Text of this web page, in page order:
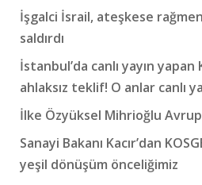
İşgalci İsrail, ateşkese
saldırdı
İstanbul’da canlı yayın
ahlaksız teklif! O anlar canlı
İlke Özyüksel Mihrioğlu
Sanayi Bakanı Kacır’dan
yeşil dönüşüm önceliğimiz